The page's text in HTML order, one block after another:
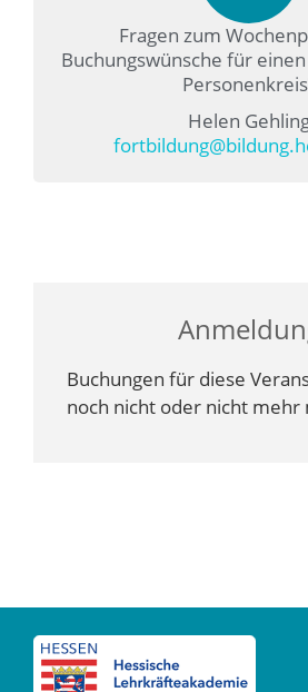
Fragen zum
Buchungswünsche für
Helen
Buchungen für diese
noch nicht oder nicht mehr